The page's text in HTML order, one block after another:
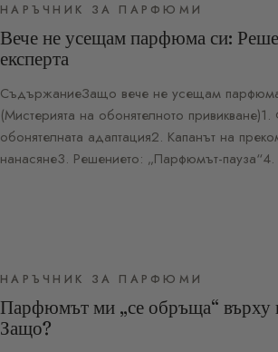
НАРЪЧНИК ЗА ПАРФЮМИ
Вече не усещам парфюма си:
експерта
СъдържаниеЗащо вече не усещам
(Мистерията на обонятелното
обонятелната адаптация2. Капанът на
нанасяне3. Решението: „Парфюмът-
НАРЪЧНИК ЗА ПАРФЮМИ
Парфюмът ми „се обръща“ върху
Защо?